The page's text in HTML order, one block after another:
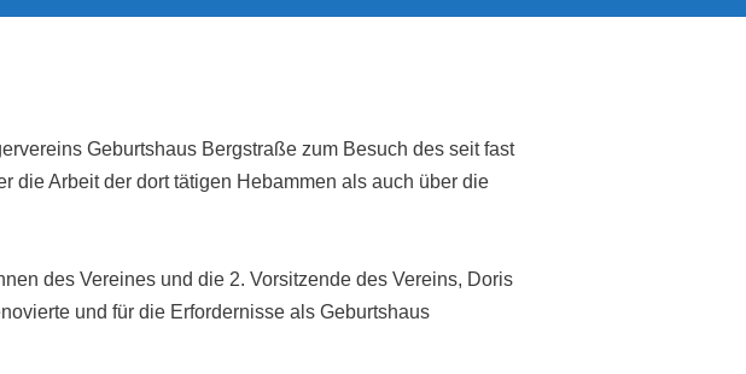
Geburtshaus Bergstraße zum Besuch des seit fast
die Arbeit der dort tätigen Hebammen als auch über die
des Vereines und die 2. Vorsitzende des Vereins, Doris
und für die Erfordernisse als Geburtshaus